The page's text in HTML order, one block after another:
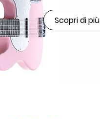
Scopri di più